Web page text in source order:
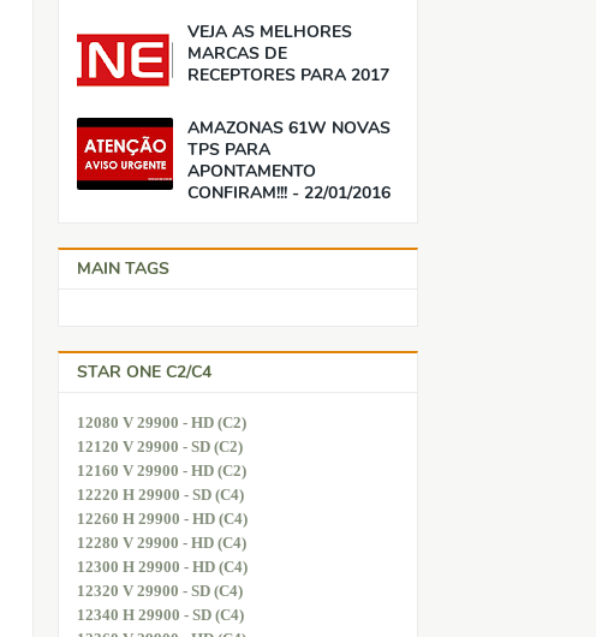
VEJA AS MELHORES
MARCAS DE
RECEPTORES PARA 2017
AMAZONAS 61W NOVAS
TPS PARA
APONTAMENTO
CONFIRAM!!! - 22/01/2016
MAIN TAGS
STAR ONE C2/C4
12080 V 29900 - HD (C2)
12120 V 29900 - SD (C2)
12160 V 29900 - HD (C2)
12220 H 29900 - SD (C4)
12260 H 29900 - HD (C4)
12280 V 29900 - HD (C4)
12300 H 29900 - HD (C4)
12320 V 29900 - SD (C4)
12340 H 29900 - SD (C4)